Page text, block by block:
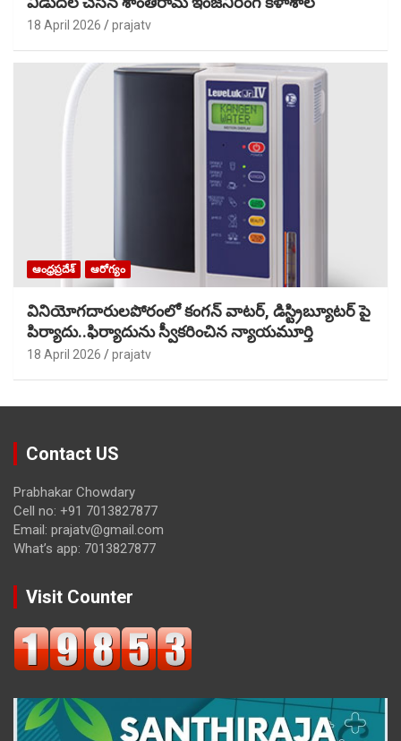
18 April 2026 prajatv
ఆంధ్రప్రదేశ్ ఆరోగ్యం
వినియోగదారులపోరంలో కంగన్ వాటర్, డిస్ట్రిబ్యూటర్ పై
పిర్యాదు..ఫిర్యాదును స్వీకరించిన న్యాయమూర్తి
18 April 2026 prajatv
Contact US
Prabhakar Chowdary
Cell no: +91 7013827877
Email: prajatv@gmail.com
What’s app: 7013827877
Visit Counter